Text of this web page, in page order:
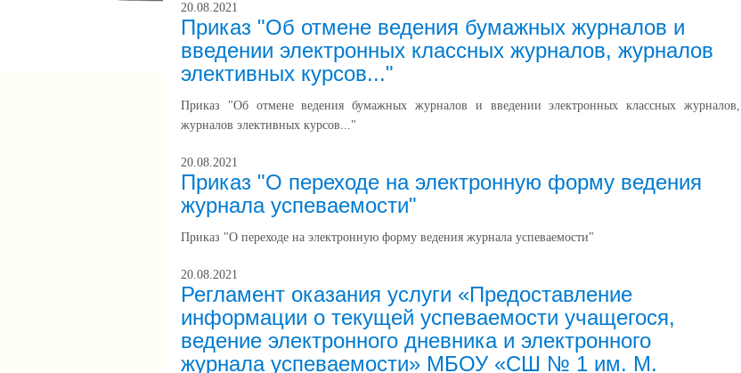
20.08.2021
Приказ "Об отмене ведения бумажных журналов и
введении электронных классных журналов, журналов
элективных курсов..."
Приказ "Об отмене ведения бумажных журналов и введении электронных классных журналов,
журналов элективных курсов..."
20.08.2021
Приказ "О переходе на электронную форму ведения
журнала успеваемости"
Приказ "О переходе на электронную форму ведения журнала успеваемости"
20.08.2021
Регламент оказания услуги «Предоставление
информации о текущей успеваемости учащегося,
ведение электронного дневника и электронного
журнала успеваемости» МБОУ «СШ № 1 им. М.